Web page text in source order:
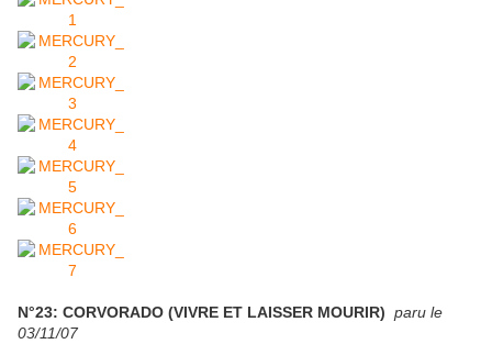
N°23: CORVORADO (VIVRE ET LAISSER MOURIR) paru le
03/11/07